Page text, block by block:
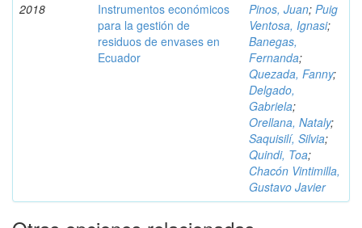
2018
Instrumentos económicos
para la gestión de
residuos de envases en
Ecuador
Pinos, Juan; Puig
Ventosa, Ignasi;
Banegas,
Fernanda;
Quezada, Fanny;
Delgado,
Gabriela;
Orellana, Nataly;
Saquisilí, Silvia;
Quindi, Toa;
Chacón Vintimilla,
Gustavo Javier